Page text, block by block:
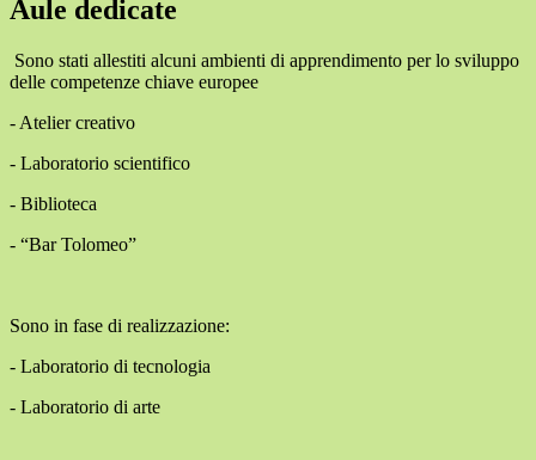
Aule dedicate
Sono stati allestiti alcuni ambienti di apprendimento per lo sviluppo
delle competenze chiave europee
- Atelier creativo
- Laboratorio scientifico
- Biblioteca
- “Bar Tolomeo”
Sono in fase di realizzazione:
- Laboratorio di tecnologia
- Laboratorio di arte